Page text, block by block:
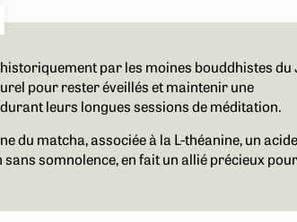
par les moines bouddhistes du
pour rester éveillés et maintenir une
leurs longues sessions de méditation.
du matcha, associée à la L-théanine, un
somnolence, en fait un allié précieux